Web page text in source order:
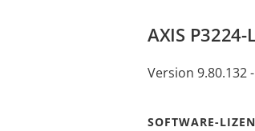
AXIS P3224-
Version 9.80.132 -
SOFTWARE-